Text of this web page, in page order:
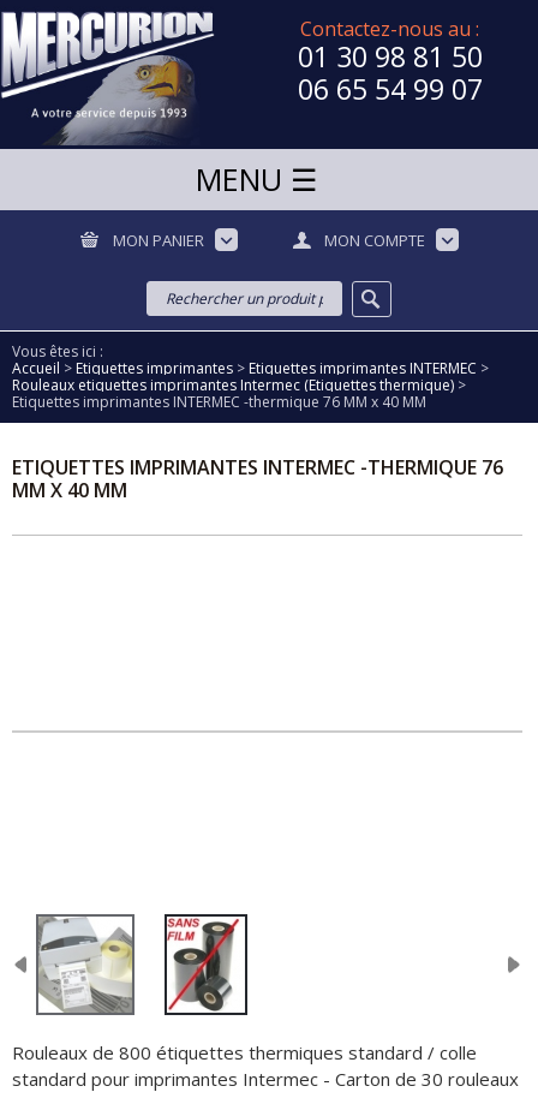
Contactez-nous au :
01 30 98 81 50
06 65 54 99 07
MON PANIER MON COMPTE
Vous êtes ici :
Accueil > Etiquettes imprimantes > Etiquettes imprimantes INTERMEC >
Rouleaux etiquettes imprimantes Intermec (Etiquettes thermique) >
Etiquettes imprimantes INTERMEC -thermique 76 MM x 40 MM
ETIQUETTES IMPRIMANTES INTERMEC -THERMIQUE 76
MM X 40 MM
Rouleaux de 800 étiquettes thermiques standard / colle
standard pour imprimantes Intermec - Carton de 30 rouleaux